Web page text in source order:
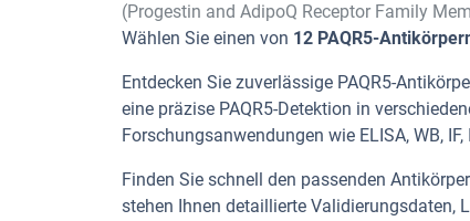
(Progestin and AdipoQ Receptor Family
Wählen Sie einen von 12 PAQR5-
Entdecken Sie zuverlässige PAQR5-
eine präzise PAQR5-Detektion in
Forschungsanwendungen wie ELISA, WB, IF,
Finden Sie schnell den passenden
stehen Ihnen detaillierte Validierungsdaten,